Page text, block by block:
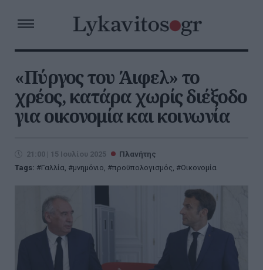
«Πύργος του Άιφελ» το
χρέος, κατάρα χωρίς διέξοδο
για οικονομία και κοινωνία
21:00 | 15 Ιουλίου 2025
Πλανήτης
Tags:
Γαλλία, μνημόνιο, προϋπολογισμός, Οικονομία